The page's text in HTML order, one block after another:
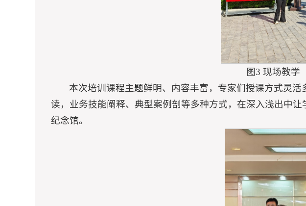
图3 现场教学
本次培训课程主题鲜明、内容丰富，专家们授课方式灵
读，业务技能阐释、典型案例剖等多种方式，在深入浅出中
纪念馆。